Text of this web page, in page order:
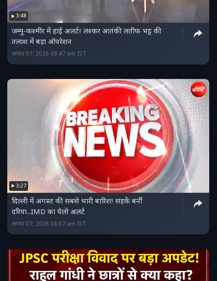
3:48
जम्मू-कश्मीर में हाई अलर्ट! लश्कर आतंकी लतीफ भट्ट की
तलाश में बड़ा ऑपरेशन
अगस्त 07, 2026 08:47 am IST
3:27
दिल्ली में अगस्त की सबसे भारी बारिश! सड़कें बनीं
दरिया...IMD का येलो अलर्ट
अगस्त 07, 2026 08:07 am IST